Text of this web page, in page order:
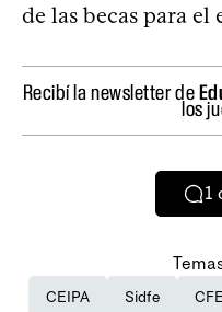
de las becas para el
Recibí la newsletter de
los
1
CEIPA Sidfe CFE